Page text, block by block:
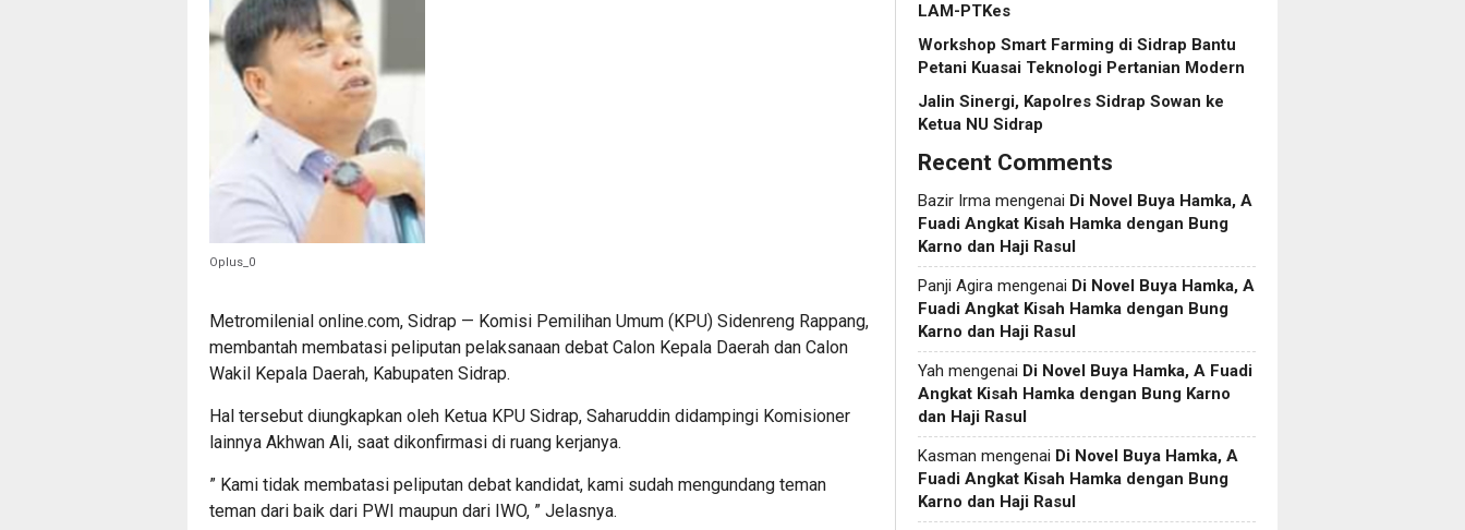
Oplus_0
Metromilenial online.com, Sidrap — Komisi Pemilihan Umum (KPU) Sidenreng Rappang,
membantah membatasi peliputan pelaksanaan debat Calon Kepala Daerah dan Calon
Wakil Kepala Daerah, Kabupaten Sidrap.
Hal tersebut diungkapkan oleh Ketua KPU Sidrap, Saharuddin didampingi Komisioner
lainnya Akhwan Ali, saat dikonfirmasi di ruang kerjanya.
” Kami tidak membatasi peliputan debat kandidat, kami sudah mengundang teman
teman dari baik dari PWI maupun dari IWO, ” Jelasnya.
LAM-PTKes
Workshop Smart Farming di Sidrap Bantu
Petani Kuasai Teknologi Pertanian Modern
Jalin Sinergi, Kapolres Sidrap Sowan ke
Ketua NU Sidrap
Recent Comments
Bazir Irma mengenai Di Novel Buya Hamka, A
Fuadi Angkat Kisah Hamka dengan Bung
Karno dan Haji Rasul
Panji Agira mengenai Di Novel Buya Hamka, A
Fuadi Angkat Kisah Hamka dengan Bung
Karno dan Haji Rasul
Yah mengenai Di Novel Buya Hamka, A Fuadi
Angkat Kisah Hamka dengan Bung Karno
dan Haji Rasul
Kasman mengenai Di Novel Buya Hamka, A
Fuadi Angkat Kisah Hamka dengan Bung
Karno dan Haji Rasul